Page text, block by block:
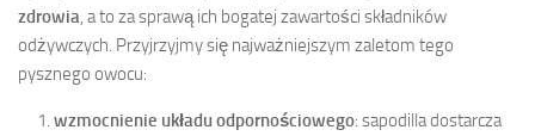
zdrowia, a to za sprawą ich bogatej zawartości składników
odżywczych. Przyjrzyjmy się najważniejszym zaletom tego
pysznego owocu:
wzmocnienie układu odpornościowego: sapodilla dostarcza